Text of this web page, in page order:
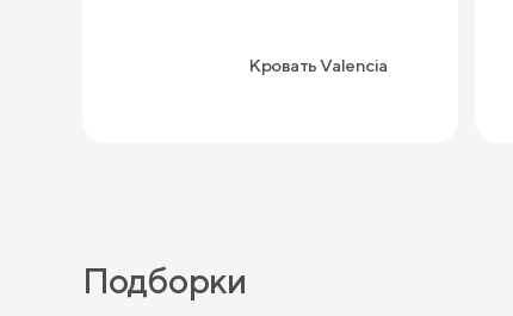
Кровать Valencia
Подборки